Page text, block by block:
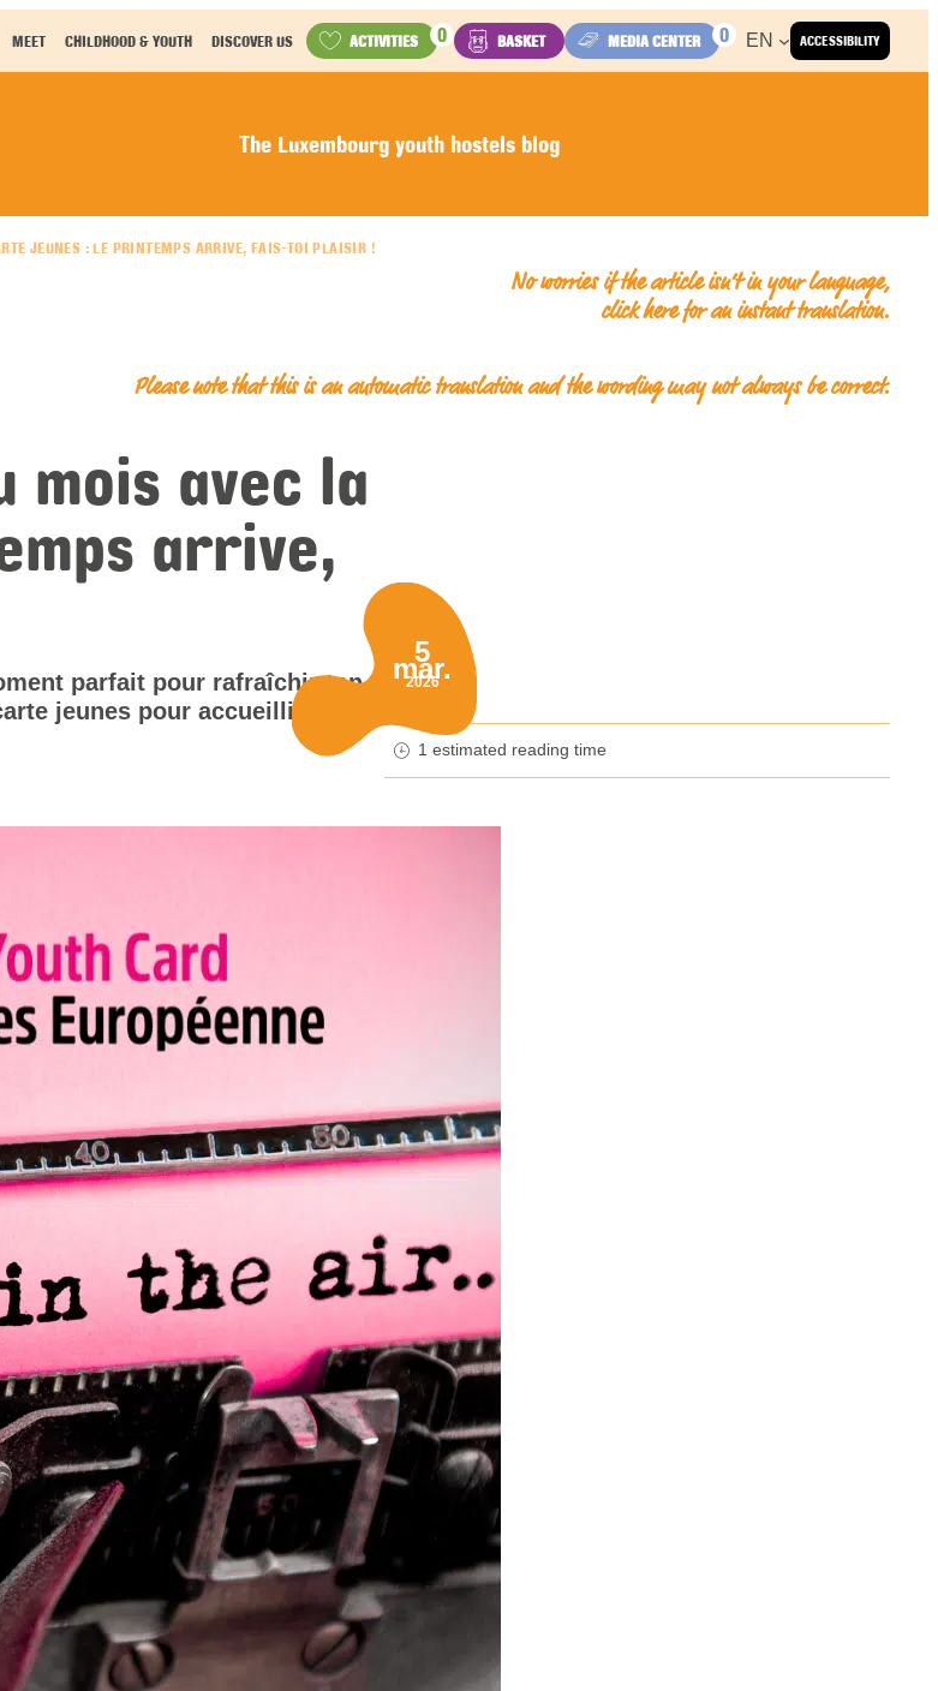
ACCESSIBILITY
MEET CHILDHOOD & YOUTH DISCOVER US ACTIVITIES 0 BASKET MEDIA CENTER 0 EN
The Luxembourg youth hostels blog
JEUNES : LE PRINTEMPS ARRIVE, FAIS-TOI PLAISIR !
No worries if the article isn’t in your language,
click here for an instant translation.
Please note that this is an automatic translation and the wording may not always be correct.
mois avec la
arrive,
parfait pour rafraîchir ton
jeunes pour accueillir le
Published on:
5
mar.
2026
minutes reading time
1 estimated reading time